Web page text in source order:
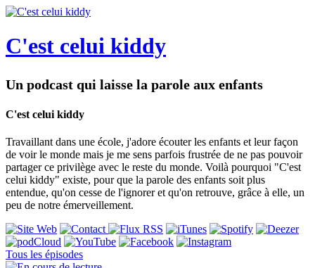
C'est celui kiddy
Un podcast qui laisse la parole aux enfants
C'est celui kiddy
Travaillant dans une école, j'adore écouter les enfants et leur façon
de voir le monde mais je me sens parfois frustrée de ne pas pouvoir
partager ce privilège avec le reste du monde. Voilà pourquoi "C'est
celui kiddy" existe, pour que la parole des enfants soit plus
entendue, qu'on cesse de l'ignorer et qu'on retrouve, grâce à elle, un
peu de notre émerveillement.
Tous les épisodes